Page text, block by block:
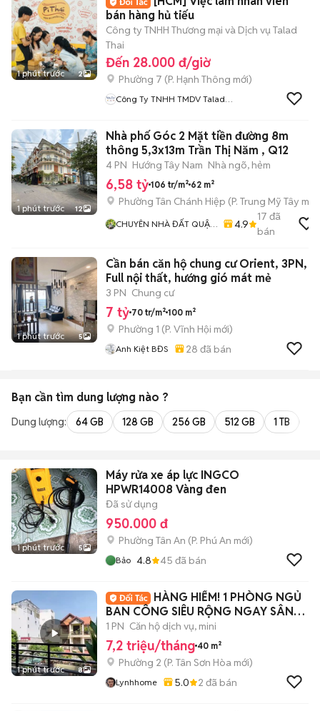
1 phút trước 2
bán hàng hủ tiếu
Công ty TNHH Thương mại và Dịch vụ Talad
Thai
Đến 28.000 đ/giờ
Phường 7 (P. Hạnh Thông mới)
Công Ty TNHH TMDV Talad
1 phút trước 12
Nhà phố Góc 2 Mặt tiền đường 8m
thông 5,3x13m Trần Thị Năm , Q12
4 PN Hướng Tây Nam Nhà ngõ, hẻm
6,58 tỷ 106 tr/m² 62 m²
Phường Tân Chánh Hiệp (P. Trung Mỹ Tây mới)
CHUYÊN NHÀ ĐẤT QUẬN
4.9
17 đã
bán
1 phút trước 5
Cần bán căn hộ chung cư Orient, 3PN,
Full nội thất, hướng gió mát mẻ
3 PN Chung cư
7 tỷ 70 tr/m² 100 m²
Phường 1 (P. Vĩnh Hội mới)
Anh Kiệt BĐS 28 đã bán
Bạn cần tìm dung lượng nào ?
Dung lượng: 64 GB 128 GB 256 GB 512 GB 1 TB
1 phút trước 5
Máy rửa xe áp lực INGCO
HPWR14008 Vàng đen
Đã sử dụng
950.000 đ
Phường Tân An (P. Phú An mới)
Bảo 4.8 45 đã bán
1 phút trước 8
HÀNG HIẾM! 1 PHÒNG NGỦ
BAN CÔNG SIÊU RỘNG NGAY SÂN
BAY
1 PN Căn hộ dịch vụ, mini
7,2 triệu/tháng 40 m²
Phường 2 (P. Tân Sơn Hòa mới)
Lynhhome 5.0 2 đã bán